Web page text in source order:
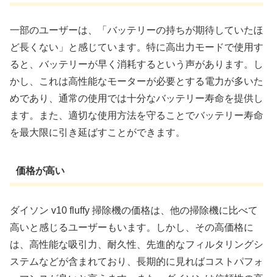
一部のユーザーは、「バッテリーの持ちが期待していたほ
ど長くない」と感じています。特に高出力モードで使用す
ると、バッテリーが早く消耗するという声があります。し
かし、これは高性能なモーターが必要とする電力が多いた
めであり、通常の使用では十分なバッテリー寿命を提供し
ます。また、適切な使用方法を守ることでバッテリー寿命
を最大限に引き延ばすことができます。
価格が高い
ダイソン v10 fluffy 掃除機の価格は、他の掃除機に比べて
高いと感じるユーザーもいます。しかし、その高価格に
は、高性能な吸引力、耐久性、先進的なフィルタリングシ
ステムなどが含まれており、長期的に見ればコストパフォ